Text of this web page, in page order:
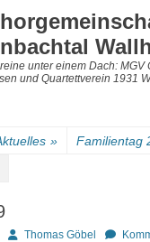
unter einem Dach: MGV
und Quartettverein 1931
» Familientag
AutorThomas Göbel